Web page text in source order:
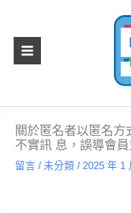
關於匿名者以匿名
不實訊 息，誤導會
留言 / 未分類 / 2025 年 1